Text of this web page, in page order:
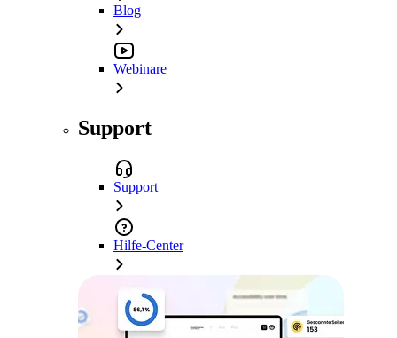
Blog
Webinare
Support
Support
Hilfe-Center